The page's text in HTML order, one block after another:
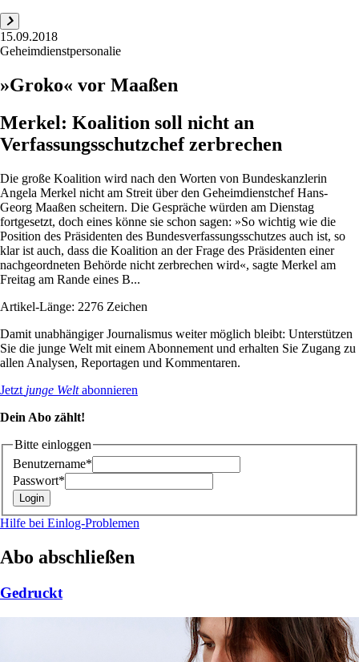
15.09.2018
Geheimdienstpersonalie
»Groko« vor Maaßen
Merkel: Koalition soll nicht an
Verfassungsschutzchef zerbrechen
Die große Koalition wird nach den Worten von Bundeskanzlerin
Angela Merkel nicht am Streit über den Geheimdienstchef Hans-
Georg Maaßen scheitern. Die Gespräche würden am Dienstag
fortgesetzt, doch eines könne sie schon sagen: »So wichtig wie die
Position des Präsidenten des Bundesverfassungsschutzes auch ist, so
klar ist auch, dass die Koalition an der Frage des Präsidenten einer
nachgeordneten Behörde nicht zerbrechen wird«, sagte Merkel am
Freitag am Rande eines B...
Artikel-Länge: 2276 Zeichen
Damit unabhängiger Journalismus weiter möglich bleibt: Unterstützen
Sie die junge Welt mit einem Abonnement und erhalten Sie Zugang zu
allen Analysen, Reportagen und Kommentaren.
Jetzt junge Weltabonnieren
Dein Abo zählt!
Bitte einloggen
Benutzername*
Passwort*
Hilfe bei Einlog-Problemen
Abo abschließen
Gedruckt